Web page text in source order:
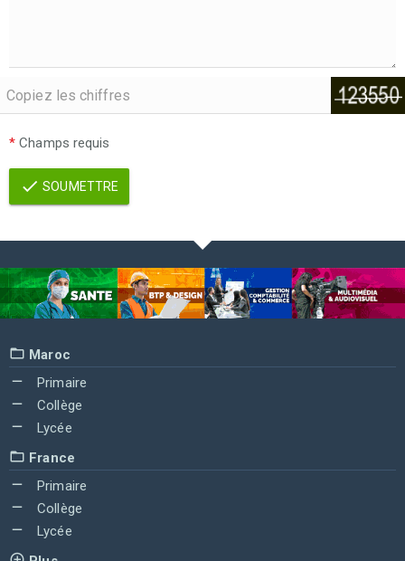
* Champs requis
SOUMETTRE
Maroc
Primaire
Collège
Lycée
France
Primaire
Collège
Lycée